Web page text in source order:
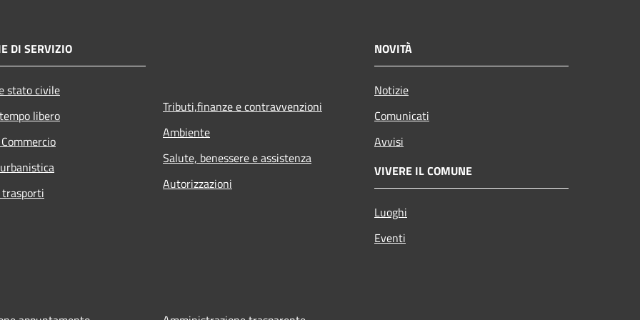
DI SERVIZIO
stato civile
libero
Tributi,finanze e contravvenzioni
Ambiente
Salute, benessere e assistenza
Autorizzazioni
NOVITÀ
Notizie
Comunicati
Avvisi
VIVERE IL COMUNE
Luoghi
Eventi